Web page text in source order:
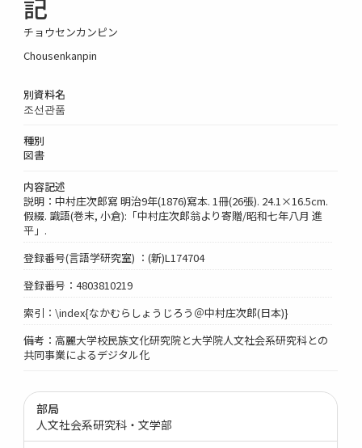
チョウセンカンピン
Chousenkanpin
別資料名
조선관품
種別
図書
内容記述
説明：中村庄次郎寫 明治9年(1876)寫本. 1冊(26張). 24.1×16.5cm.
假綴. 識語(巻末, 小倉):「中村庄次郎翁より寄贈/昭和七年八月 進
平」.
登録番号(言語学研究室) ：(新)L174704
登録番号：4803810219
索引：\index{なかむらしょうじろう＠中村庄次郎(日本)}
備考：高麗大学校民族文化研究院と大学院人文社会系研究科との
共同事業によるデジタル化
部局
人文社会系研究科・文学部